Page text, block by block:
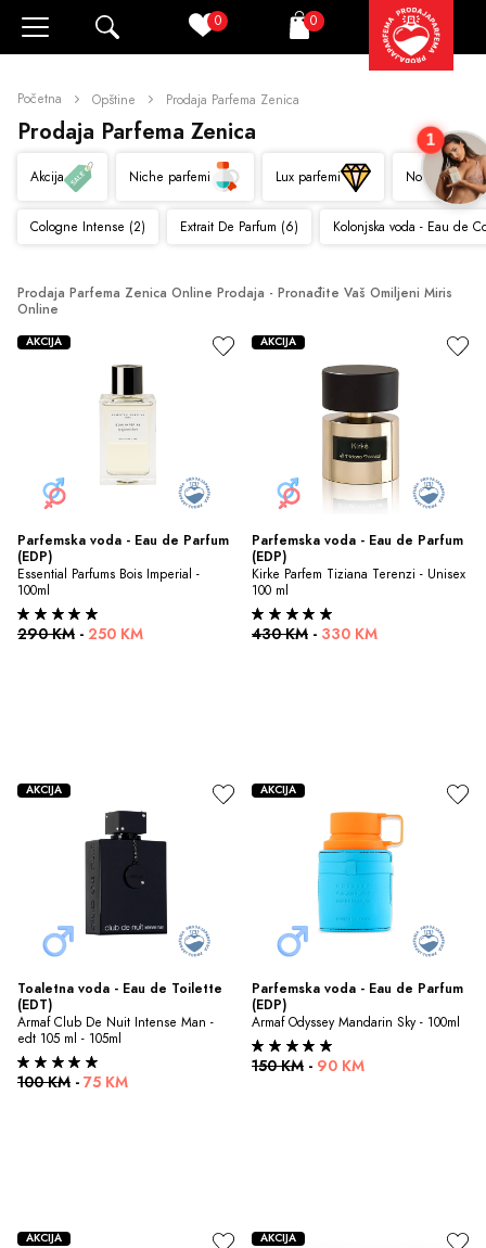
0 Korpa
0
Početna Opštine Prodaja Parfema Zenica
Prodaja Parfema Zenica
Akcija Niche parfemi Lux parfemi Novo
Cologne Intense (2) Extrait De Parfum (6) Kolonjska voda - Eau de
Prodaja Parfema Zenica Online Prodaja - Pronađite Vaš Omiljeni Miris
Online
Parfemska voda - Eau de Parfum
(EDP)
Essential Parfums Bois Imperial -
100ml
290 KM - 250 KM
AKCIJA
Parfemska voda - Eau de Parfum
(EDP)
Kirke Parfem Tiziana Terenzi - Unisex
100 ml
430 KM - 330 KM
AKCIJA
Toaletna voda - Eau de Toilette
(EDT)
Armaf Club De Nuit Intense Man -
edt 105 ml - 105ml
100 KM - 75 KM
AKCIJA
Parfemska voda - Eau de Parfum
(EDP)
Armaf Odyssey Mandarin Sky - 100ml
150 KM - 90 KM
AKCIJA
AKCIJA AKCIJA
1